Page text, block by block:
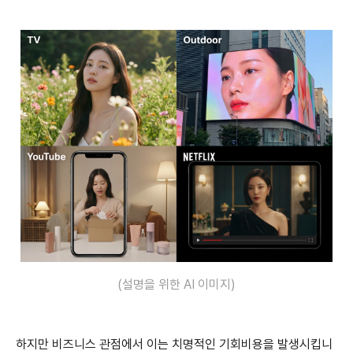
(설명을 위한 AI 이미지)
하지만 비즈니스 관점에서 이는 치명적인 기회비용을 발생시킵니